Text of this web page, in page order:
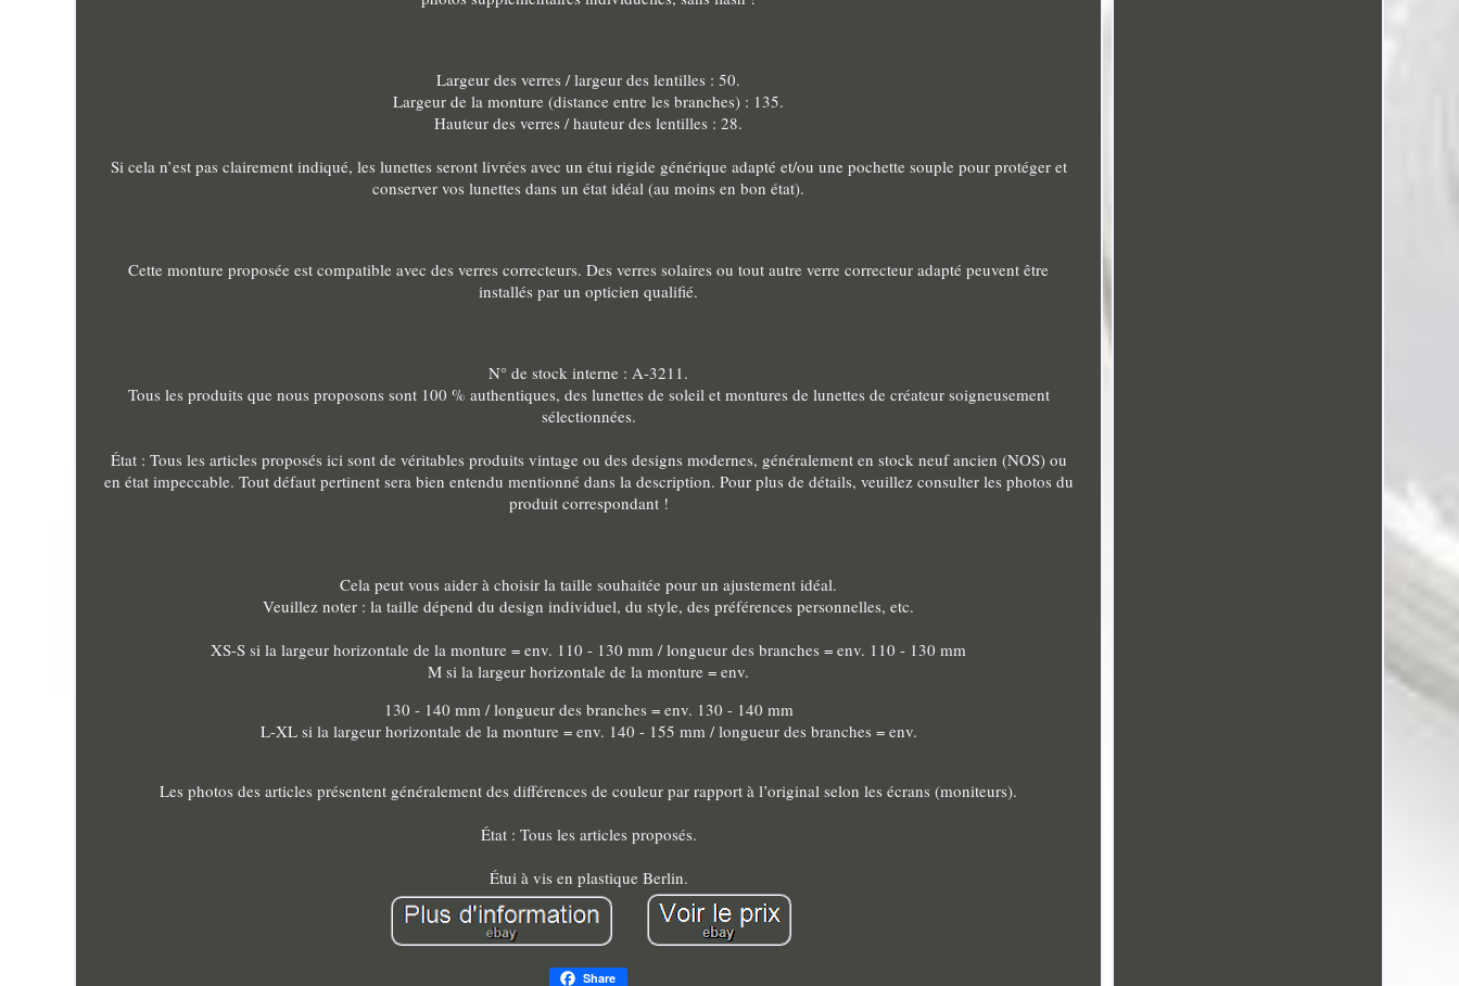
Largeur des verres / largeur des lentilles : 50.
Largeur de la monture (distance entre les branches) : 135.
Hauteur des verres / hauteur des lentilles : 28.
Si cela n’est pas clairement indiqué, les lunettes seront livrées avec un étui rigide générique adapté et/ou une pochette souple pour protéger et
conserver vos lunettes dans un état idéal (au moins en bon état).
Cette monture proposée est compatible avec des verres correcteurs. Des verres solaires ou tout autre verre correcteur adapté peuvent être
installés par un opticien qualifié.
N° de stock interne : A-3211.
Tous les produits que nous proposons sont 100 % authentiques, des lunettes de soleil et montures de lunettes de créateur soigneusement
sélectionnées.
État : Tous les articles proposés ici sont de véritables produits vintage ou des designs modernes, généralement en stock neuf ancien (NOS) ou
en état impeccable. Tout défaut pertinent sera bien entendu mentionné dans la description. Pour plus de détails, veuillez consulter les photos du
produit correspondant !
Cela peut vous aider à choisir la taille souhaitée pour un ajustement idéal.
Veuillez noter : la taille dépend du design individuel, du style, des préférences personnelles, etc.
XS-S si la largeur horizontale de la monture = env. 110 - 130 mm / longueur des branches = env. 110 - 130 mm
M si la largeur horizontale de la monture = env.
130 - 140 mm / longueur des branches = env. 130 - 140 mm
L-XL si la largeur horizontale de la monture = env. 140 - 155 mm / longueur des branches = env.
Les photos des articles présentent généralement des différences de couleur par rapport à l’original selon les écrans (moniteurs).
État : Tous les articles proposés.
Étui à vis en plastique Berlin.
Share